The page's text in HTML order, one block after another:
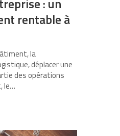
rentable à
la
déplacer une
des opérations
le…